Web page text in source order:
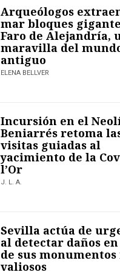
Arqueólogos
mar bloques
Faro de Alejandría,
maravilla del
antiguo
ELENA BELLVER
Incursión en el
Beniarrés retoma
visitas guiadas al
yacimiento de la
l’Or
J. L. A.
Sevilla actúa de
al detectar daños
de sus monumentos
valiosos